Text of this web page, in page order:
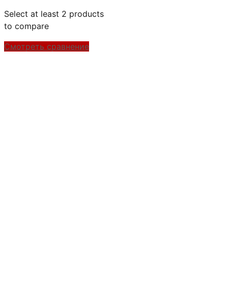
Select at least 2 products
to compare
Смотреть сравнение